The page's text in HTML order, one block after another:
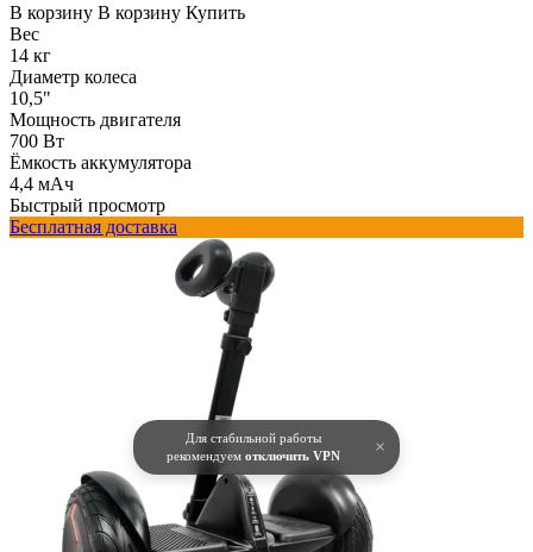
Для стабильной работы
рекомендуем отключить VPN ×
В корзину В корзину Купить
Вес
14 кг
Диаметр колеса
10,5"
Мощность двигателя
700 Вт
Ёмкость аккумулятора
4,4 мАч
Быстрый просмотр
Бесплатная доставка